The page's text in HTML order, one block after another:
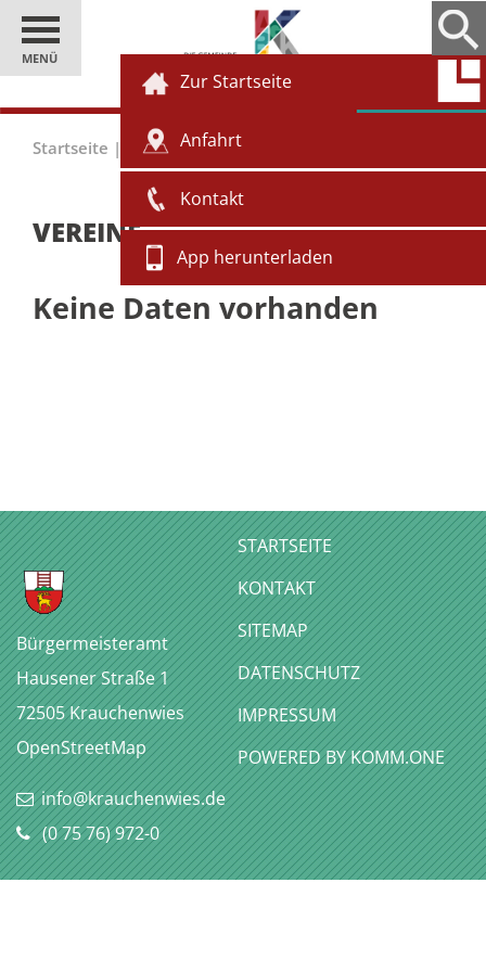
MENÜ
Zur Startseite
Anfahrt
Kontakt
App herunterladen
Startseite | Gäste |Vereine
VEREINE
Keine Daten vorhanden
Bürgermeisteramt
Hausener Straße 1
72505Krauchenwies
OpenStreetMap
info@krauchenwies.de
(07576) 972-0
STARTSEITE
KONTAKT
SITEMAP
DATENSCHUTZ
IMPRESSUM
POWERED BY KOMM.ONE